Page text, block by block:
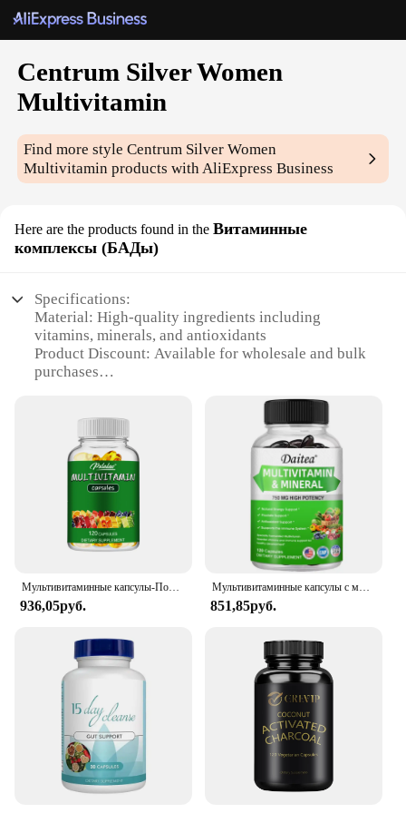
Centrum Silver Women
Multivitamin
Find more styleCentrum Silver Women
Multivitamin products with AliExpress Business
Here are the products found in the Витаминные
комплексы (БАДы)
Specifications:
Material: High-quality ingredients including
vitamins, minerals, and antioxidants
Product Discount: Available for wholesale and bulk
purchases
Multivitamin, a specialized formula for women's
Design and Style: Elegantly packaged in a sleek,
user-friendly design
Usage and Purpose: Daily supplementation to
support overall well-being and vitality
Performance and Property: Clinically proven to
support bone health, heart health, and immune
system function
Parts and Accessories: Comes in convenient, easy-
to-swallow tablets
|Vendors|
**Optimized Nutrition for Women**
The Centrum Silver Women Multivitamin is
meticulously crafted to cater to the unique
nutritional needs of women. Each tablet is a
powerhouse of essential vitamins, minerals, and
antioxidants that work in harmony to support bone
health, heart health, and immune system function.
Мультивитаминные капсулы-Поддержка энергетического и иммунного здоровья, усиливает метаболизм-120 капсул
936,05руб.
Мультивитаминные капсулы с минеральной добавкой для энергии, простаты, кожи и здоровья глаз, поддержка иммунитета для женщин и мужчин
851,85руб.